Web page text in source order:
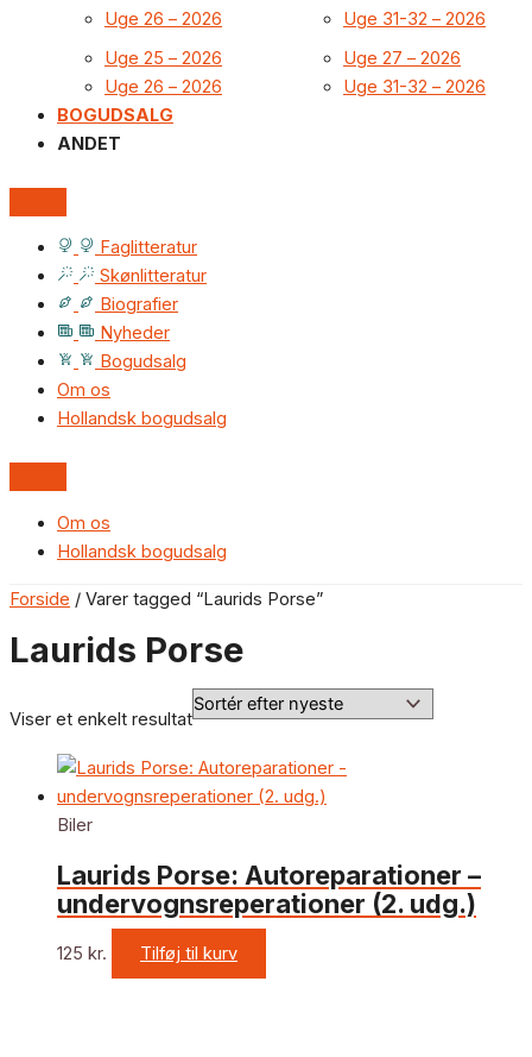
Uge 26 – 2026
Uge 31-32 – 2026
Uge 25 – 2026
Uge 26 – 2026
Uge 27 – 2026
Uge 31-32 – 2026
BOGUDSALG
ANDET
Faglitteratur
Skønlitteratur
Biografier
Nyheder
Bogudsalg
Om os
Hollandsk bogudsalg
Om os
Hollandsk bogudsalg
Forside / Varer tagged “Laurids Porse”
Laurids Porse
Viser et enkelt resultat
Biler
Laurids Porse: Autoreparationer –
undervognsreperationer (2. udg.)
125 kr. Tilføj til kurv